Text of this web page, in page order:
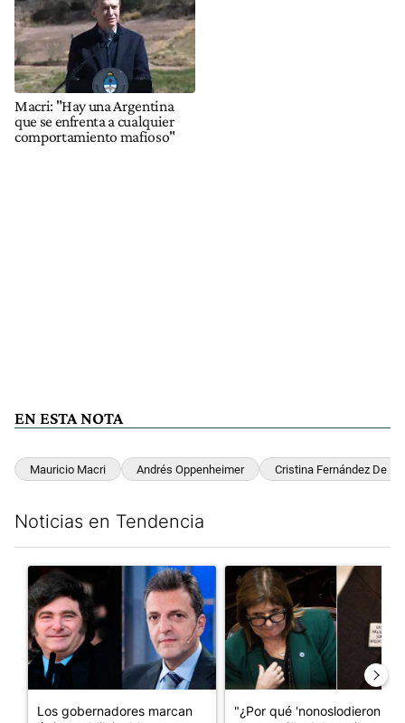
Macri: "Hay una Argentina
que se enfrenta a cualquier
comportamiento mafioso"
EN ESTA NOTA
Mauricio Macri Andrés Oppenheimer Cristina Fernández De
Noticias en Tendencia
Un artículo de tendencia con el título "Los gobernadores
Los gobernadores marcan
Un artículo de tendencia
"¿Por qué 'nonoslodieron' a